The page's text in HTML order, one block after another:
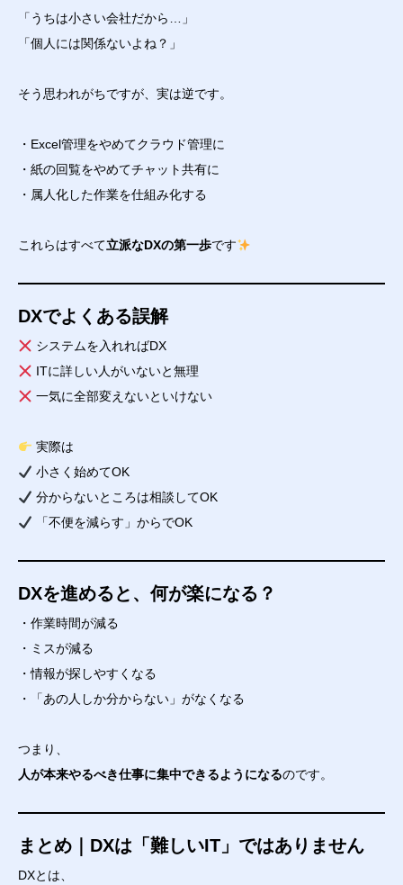
「うちは小さい会社だから…」
「個人には関係ないよね？」
そう思われがちですが、実は逆です。
・Excel管理をやめてクラウド管理に
・紙の回覧をやめてチャット共有に
・属人化した作業を仕組み化する
これらはすべて立派なDXの第一歩です
DXでよくある誤解
システムを入れればDX
ITに詳しい人がいないと無理
一気に全部変えないといけない
実際は
小さく始めてOK
分からないところは相談してOK
「不便を減らす」からでOK
DXを進めると、何が楽になる？
・作業時間が減る
・ミスが減る
・情報が探しやすくなる
・「あの人しか分からない」がなくなる
つまり、
人が本来やるべき仕事に集中できるようになるのです。
まとめ｜DXは「難しいIT」ではありません
DXとは、